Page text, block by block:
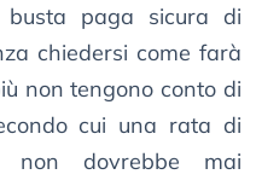
paga sicura di
chiedersi come farà
non tengono conto di
cui una rata di
non dovrebbe mai